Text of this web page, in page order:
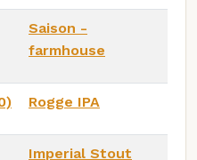
Saison -
farmhouse
Rogge IPA
Imperial Stout